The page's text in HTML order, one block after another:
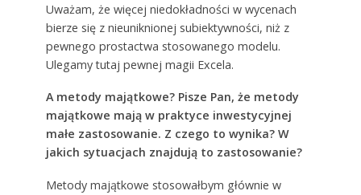
Uważam, że więcej niedokładności w wycenach
bierze się z nieuniknionej subiektywności, niż z
pewnego prostactwa stosowanego modelu.
Ulegamy tutaj pewnej magii Excela.
A metody majątkowe? Pisze Pan, że metody
majątkowe mają w praktyce inwestycyjnej
małe zastosowanie. Z czego to wynika? W
jakich sytuacjach znajdują to zastosowanie?
Metody majątkowe stosowałbym głównie w